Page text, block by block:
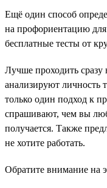
Ещё один способ
на профориентацию
бесплатные тесты от
Лучше проходить сразу
анализируют личность
только один подход к
спрашивают, чем вы
получается. Также
не хотите работать.
Обратите внимание на